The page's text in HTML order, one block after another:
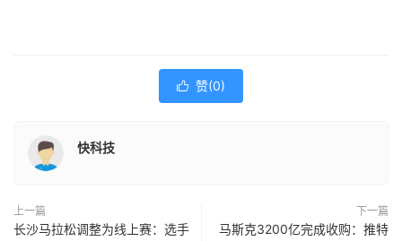
 赞(0)
快科技
上一篇
长沙马拉松调整为线上赛：选手
下一篇
马斯克3200亿完成收购：推特